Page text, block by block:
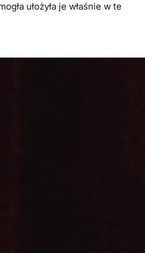
ułożyła je właśnie w te